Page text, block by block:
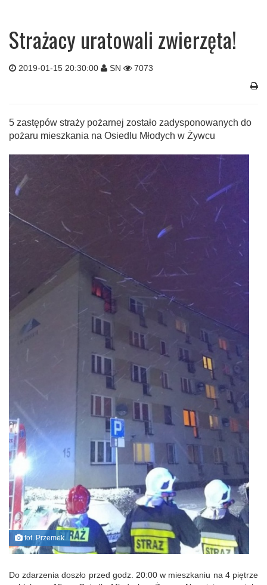
Strażacy uratowali zwierzęta!
2019-01-15 20:30:00 SN 7073
5 zastępów straży pożarnej zostało zadysponowanych do
pożaru mieszkania na Osiedlu Młodych w Żywcu
fot. Przemek
Do zdarzenia doszło przed godz. 20:00 w mieszkaniu na 4 piętrze